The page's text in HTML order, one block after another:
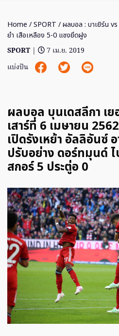
Home /SPORT / ผลบอล : บาเยิร์น
ยำ เสือเหลือง 5-0 แซงยึดฝูง
SPORT |
7 เม.ย. 2019
แบ่งปัน
ผลบอล บุนเดสลีกา เ
เสาร์ที่ 6 เมษายน
เปิดรังเหย้า อัลลิอันซ์
ปรับอย่าง ดอร์ทมุนด์
สกอร์ 5 ประตู่อ 0